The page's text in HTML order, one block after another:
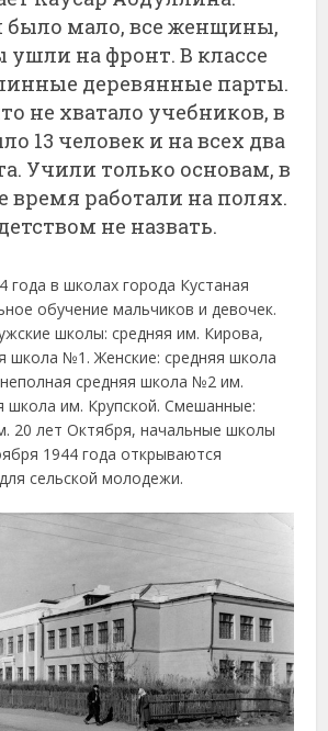
было мало, все женщины,
на фронт. В классе
деревянные парты.
не хватало учебников, в
13 человек и на всех два
Учили только основам, в
время работали на полях.
не назвать.
года в школах города Кустаная
обучение мальчиков и девочек.
школы: средняя им. Кирова,
школа №1. Женские: средняя школа
средняя школа №2 им.
школа им. Крупской. Смешанные:
20 лет Октября, начальные школы
1944 года открываются
сельской молодежи.